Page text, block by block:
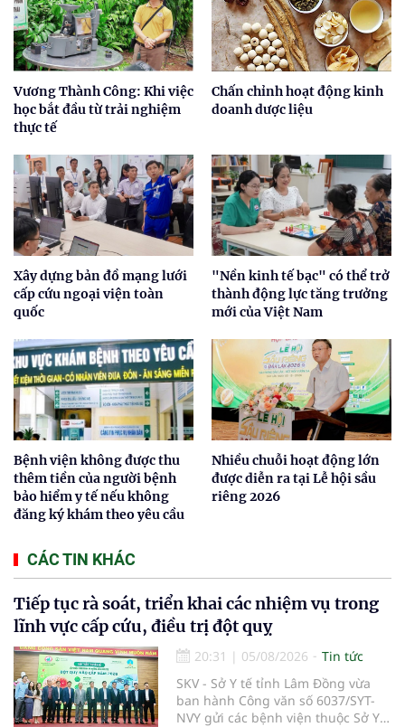
Vương Thành Công: Khi việc
học bắt đầu từ trải nghiệm
thực tế
Chấn chỉnh hoạt động kinh
doanh dược liệu
Xây dựng bản đồ mạng lưới
cấp cứu ngoại viện toàn
quốc
"Nền kinh tế bạc" có thể trở
thành động lực tăng trưởng
mới của Việt Nam
Bệnh viện không được thu
thêm tiền của người bệnh
bảo hiểm y tế nếu không
đăng ký khám theo yêu cầu
Nhiều chuỗi hoạt động lớn
được diễn ra tại Lễ hội sầu
riêng 2026
CÁC TIN KHÁC
Tiếp tục rà soát, triển khai các nhiệm vụ trong
lĩnh vực cấp cứu, điều trị đột quỵ
20:31 | 05/08/2026
Tin tức
SKV - Sở Y tế tỉnh Lâm Đồng vừa
ban hành Công văn số 6037/SYT-
NVY gửi các bệnh viện thuộc Sở Y